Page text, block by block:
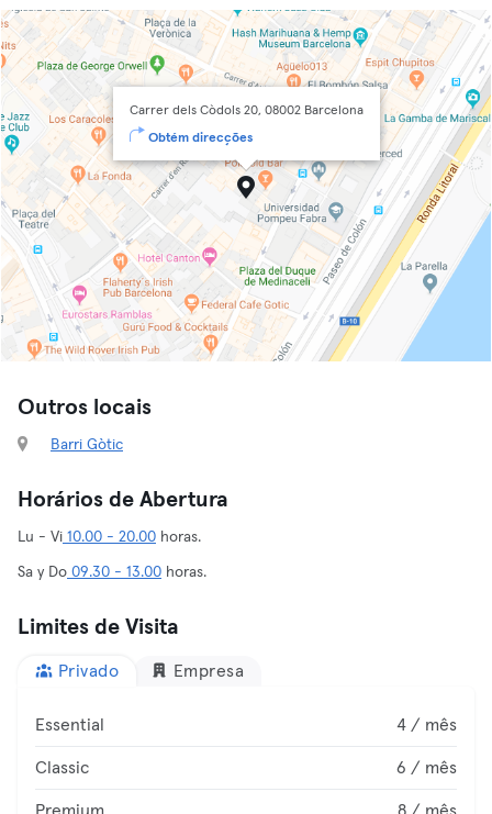
Carrer dels Còdols 20, 08002 Barcelona
Obtém direcções
Outros locais
Barri Gòtic
Horários de Abertura
Lu - Vi 10.00 - 20.00 horas.
Sa y Do 09.30 - 13.00 horas.
Limites de Visita
Privado Empresa
Essential 4 / mês
Classic 6 / mês